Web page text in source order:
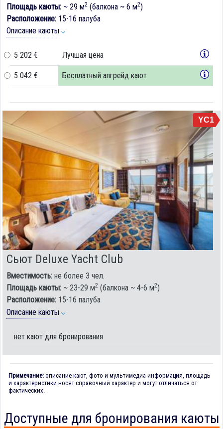
Площадь каюты: ~ 29 м2 (балкона ~ 6 м2)
Расположение: 15-16 палуба
Описание каюты
5 202 € Лучшая цена
5 042 € Бесплатный апгрейд кают
YC1
Сьют Deluxe Yacht Club
Вместимость: не более 3 чел.
Площадь каюты: ~ 23-29 м2 (балкона ~ 4-6 м2)
Расположение: 15-16 палуба
Описание каюты
нет кают для бронирования
Примечание: описание кают, фото и мультимедиа информация, площадь
и характеристики носят справочный характер и могут отличаться от
фактических.
Доступные для бронирования каюты